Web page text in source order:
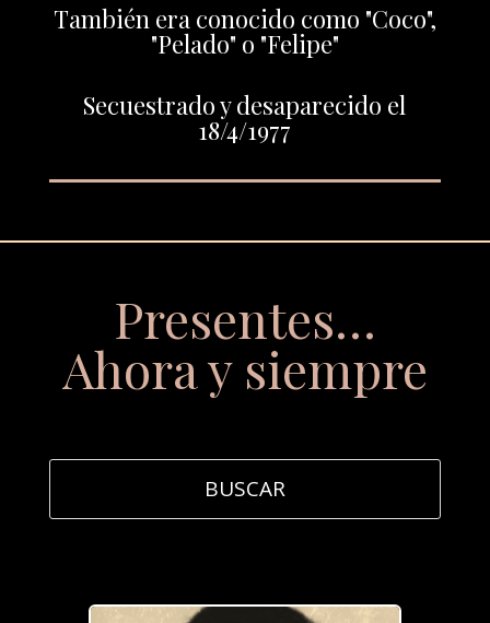
También era conocido como "Coco",
"Pelado" o "Felipe"
Secuestrado y desaparecido el
18/4/1977
Presentes…
Ahora y siempre